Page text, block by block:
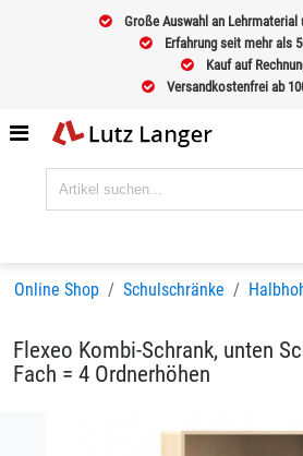
Große Auswahl an Lehrmaterial
Erfahrung seit mehr als
Kauf auf
Versandkostenfrei ab
Online Shop Schulschränke
Flexeo Kombi-Schrank, unten
Fach = 4 Ordnerhöhen